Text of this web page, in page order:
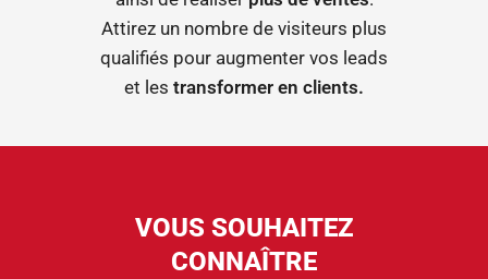
Attirez un nombre de visiteurs plus
qualifiés pour augmenter vos leads
et les transformer en clients.
VOUS SOUHAITEZ
CONNAÎTRE